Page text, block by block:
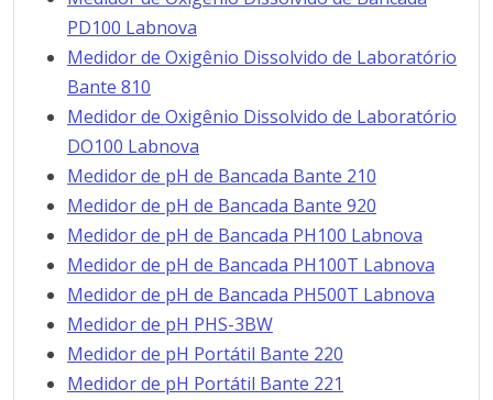
PD100 Labnova
Medidor de Oxigênio Dissolvido de Laboratório
Bante 810
Medidor de Oxigênio Dissolvido de Laboratório
DO100 Labnova
Medidor de pH de Bancada Bante 210
Medidor de pH de Bancada Bante 920
Medidor de pH de Bancada PH100 Labnova
Medidor de pH de Bancada PH100T Labnova
Medidor de pH de Bancada PH500T Labnova
Medidor de pH PHS-3BW
Medidor de pH Portátil Bante 220
Medidor de pH Portátil Bante 221